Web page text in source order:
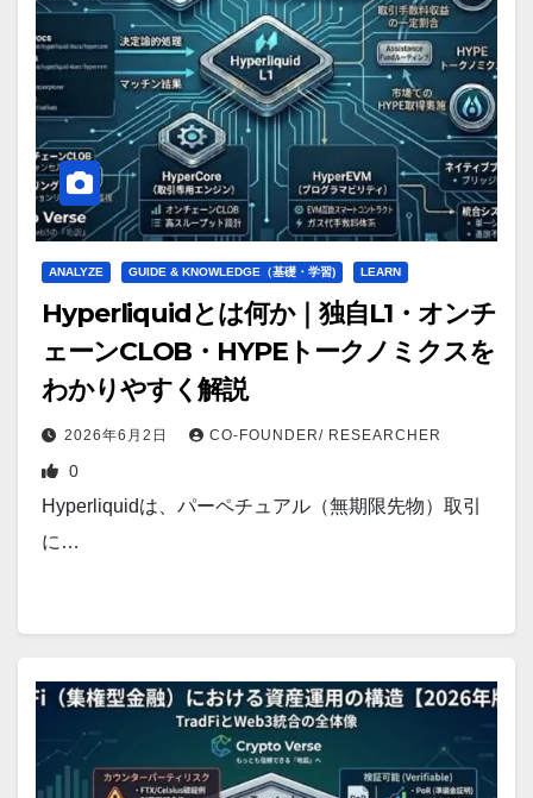
ANALYZE GUIDE & KNOWLEDGE（基礎・学習) LEARN
Hyperliquidとは何か｜独自L1・オンチ
ェーンCLOB・HYPEトークノミクスを
わかりやすく解説
2026年6月2日 CO-FOUNDER/ RESEARCHER
0
Hyperliquidは、パーペチュアル（無期限先物）取引
に…